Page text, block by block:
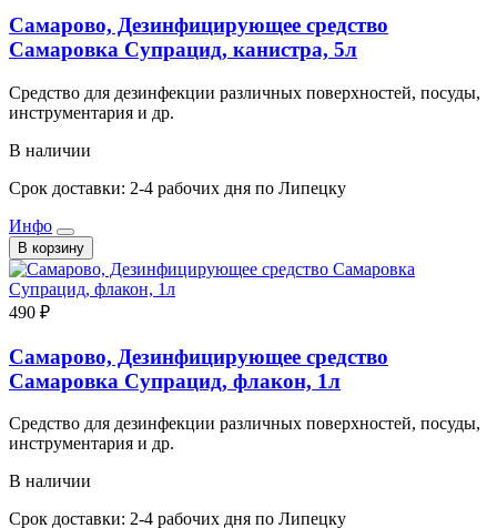
Самарово, Дезинфицирующее средство
Самаровка Супрацид, канистра, 5л
Средство для дезинфекции различных поверхностей, посуды,
инструментария и др.
В наличии
Срок доставки: 2-4 рабочих дня по Липецку
Инфо
В корзину
490 ₽
Самарово, Дезинфицирующее средство
Самаровка Супрацид, флакон, 1л
Средство для дезинфекции различных поверхностей, посуды,
инструментария и др.
В наличии
Срок доставки: 2-4 рабочих дня по Липецку